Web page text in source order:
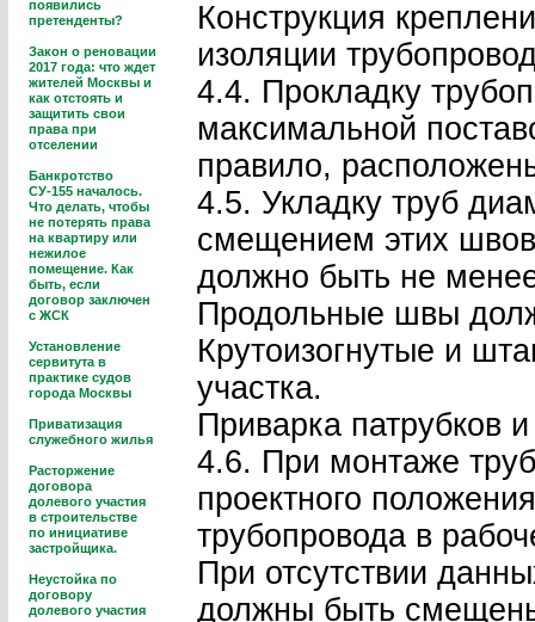
появились
претенденты?
Закон о реновации
2017 года: что ждет
жителей Москвы и
как отстоять и
защитить свои
права при
отселении
Банкротство
СУ-155 началось.
Что делать, чтобы
не потерять права
на квартиру или
нежилое
помещение. Как
быть, если
договор заключен
с ЖСК
Установление
сервитута в
практике судов
города Москвы
Приватизация
служебного жилья
Расторжение
договора
долевого участия
в строительстве
по инициативе
застройщика.
Неустойка по
договору
долевого участия
Конструкция
изоляции
4.4. Прокладку
максимальной
правило,
4.5. Укладку труб
смещением этих
должно быть не
Продольные швы
Крутоизогнутые и
участка.
Приварка патрубков
4.6. При монтаже
проектного
трубопровода в
При отсутствии
должны быть